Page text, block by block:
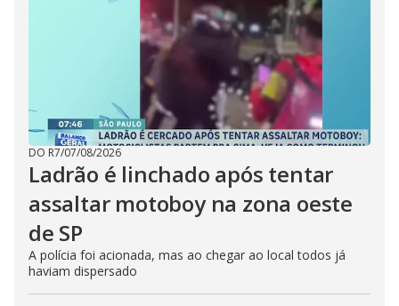
DO R7/07/08/2026
Ladrão é linchado após tentar
assaltar motoboy na zona oeste
de SP
A polícia foi acionada, mas ao chegar ao local todos já
haviam dispersado